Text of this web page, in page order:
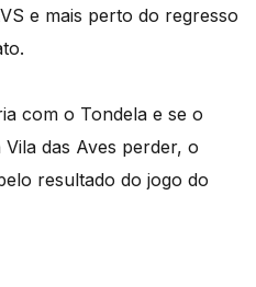
e mais perto do regresso
com o Tondela e se o
das Aves perder, o
resultado do jogo do